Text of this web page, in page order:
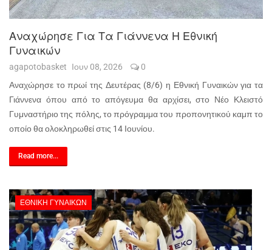
Αναχώρησε Για Τα Γιάννενα Η Εθνική
Γυναικών
agapotobasket Ιουν 08, 2026
0
Αναχώρησε το πρωί της Δευτέρας (8/6) η Εθνική Γυναικών για τα
Γιάννενα όπου από το απόγευμα θα αρχίσει, στο Νέο Κλειστό
Γυμναστήριο της πόλης, το πρόγραμμα του προπονητικού καμπ το
οποίο θα ολοκληρωθεί στις 14 Ιουνίου.
Read more...
ΕΘΝΙΚΉ ΓΥΝΑΙΚΏΝ